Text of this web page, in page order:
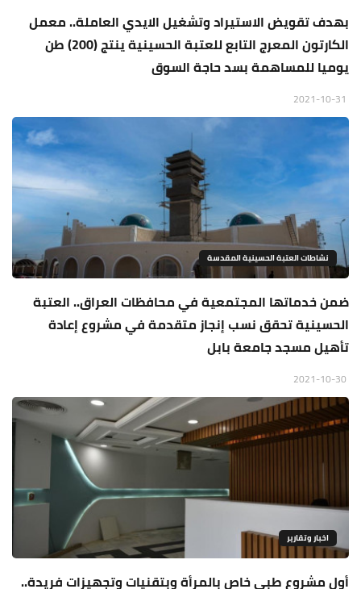
بهدف تقويض الاستيراد وتشغيل الايدي العاملة.. معمل
الكارتون المعرج التابع للعتبة الحسينية ينتج (200) طن
يوميا للمساهمة بسد حاجة السوق
نشاطات العتبة الحسينية المقدسة
ضمن خدماتها المجتمعية في محافظات العراق.. العتبة
الحسينية تحقق نسب إنجاز متقدمة في مشروع إعادة
تأهيل مسجد جامعة بابل
اخبار وتقارير
أول مشروع طبي خاص بالمرأة وبتقنيات وتجهيزات فريدة..